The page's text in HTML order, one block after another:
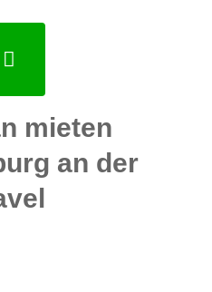
mieten
an der